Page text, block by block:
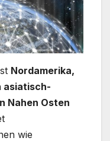
Nordamerika,
asiatisch-
Nahen Osten
wie